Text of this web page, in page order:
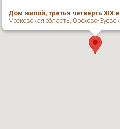
Дом жилой, третья четверть XIX
Московская область, Орехово-